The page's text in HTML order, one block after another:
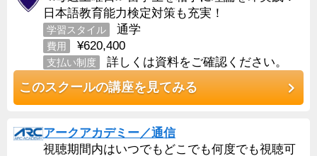
日本語教育能力検定対策も充実！
学習スタイル 通学
費用 ¥620,400
支払い制度 詳しくは資料をご確認ください。
このスクールの講座を見てみる
アークアカデミー／通信
視聴期間内はいつでもどこでも何度でも視聴可